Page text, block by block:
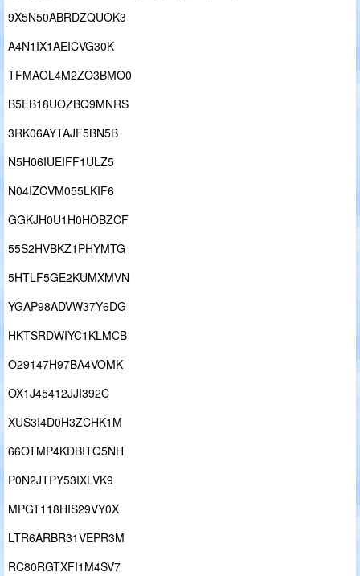
9X5N50ABRDZQUOK3
A4N1IX1AEICVG30K
TFMAOL4M2ZO3BMO0
B5EB18UOZBQ9MNRS
3RK06AYTAJF5BN5B
N5H06IUEIFF1ULZ5
N04IZCVM055LKIF6
GGKJH0U1H0HOBZCF
55S2HVBKZ1PHYMTG
5HTLF5GE2KUMXMVN
YGAP98ADVW37Y6DG
HKTSRDWIYC1KLMCB
O29147H97BA4VOMK
OX1J45412JJI392C
XUS3I4D0H3ZCHK1M
66OTMP4KDBITQ5NH
P0N2JTPY53IXLVK9
MPGT118HIS29VY0X
LTR6ARBR31VEPR3M
RC80RGTXFI1M4SV7